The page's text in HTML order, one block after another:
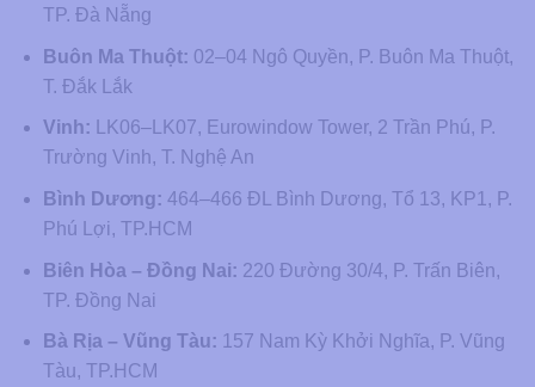
TP. Đà Nẵng
Buôn Ma Thuột: 02–04 Ngô Quyền, P. Buôn Ma Thuột,
T. Đắk Lắk
Vinh: LK06–LK07, Eurowindow Tower, 2 Trần Phú, P.
Trường Vinh, T. Nghệ An
Bình Dương: 464–466 ĐL Bình Dương, Tổ 13, KP1, P.
Phú Lợi, TP.HCM
Biên Hòa – Đồng Nai: 220 Đường 30/4, P. Trấn Biên,
TP. Đồng Nai
Bà Rịa – Vũng Tàu: 157 Nam Kỳ Khởi Nghĩa, P. Vũng
Tàu, TP.HCM